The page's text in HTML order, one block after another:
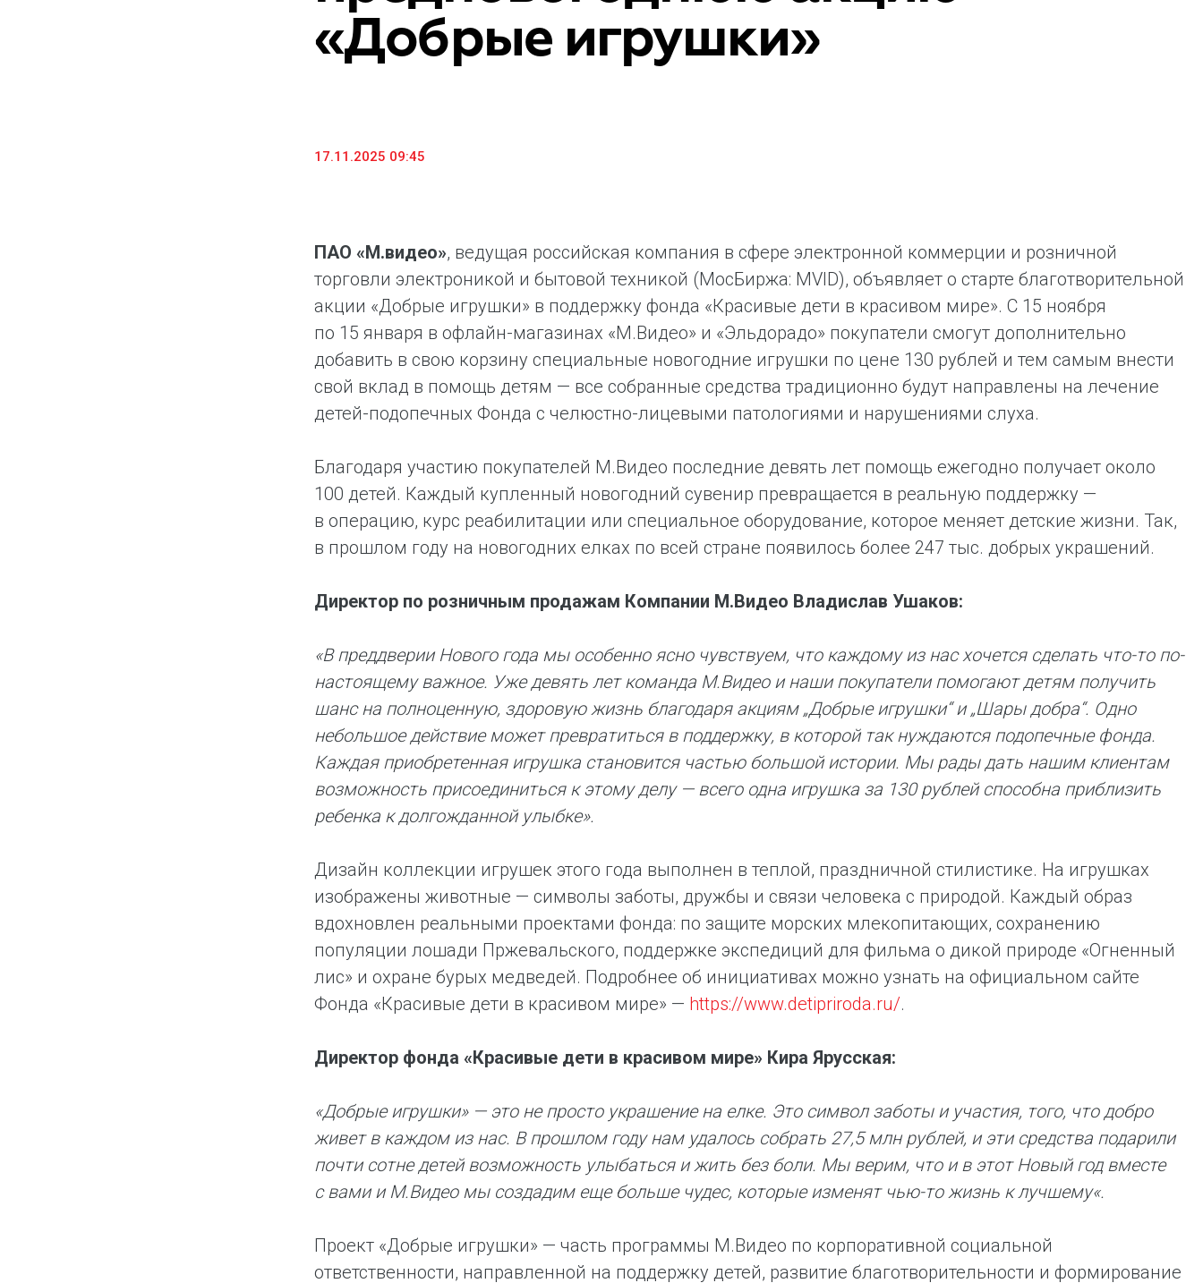
«М.Видео» — эксперт-инноватор в сфере торговли
бытовой техникой и электроникой. Благодаря
максимальному ассортименту и фокусу на клиенте,
компания предлагает уникальные комплексные
предложение наиболее выгодной сделки при
поддержке промо-активности и доступного
Предоставление информации и копий«Добрые игрушки»
17.11.2025 09:45
ПАО «М.видео», ведущая российская компания в сфере электронной коммерции и розничной
торговли электроникой и бытовой техникой (МосБиржа: MVID), объявляет о старте благотворительной
акции «Добрые игрушки» в поддержку фонда «Красивые дети в красивом мире». С 15 ноября
по 15 января в офлайн-магазинах «М.Видео» и «Эльдорадо» покупатели смогут дополнительно
добавить в свою корзину специальные новогодние игрушки по цене 130 рублей и тем самым внести
свой вклад в помощь детям — все собранные средства традиционно будут направлены на лечение
детей-подопечных Фонда с челюстно-лицевыми патологиями и нарушениями слуха.
Благодаря участию покупателей М.Видео последние девять лет помощь ежегодно получает около
100 детей. Каждый купленный новогодний сувенир превращается в реальную поддержку —
в операцию, курс реабилитации или специальное оборудование, которое меняет детские жизни. Так,
в прошлом году на новогодних елках по всей стране появилось более 247 тыс. добрых украшений.
Директор по розничным продажам Компании М.Видео Владислав Ушаков:
«В преддверии Нового года мы особенно ясно чувствуем, что каждому из нас хочется сделать что-то по-
настоящему важное. Уже девять лет команда М.Видео и наши покупатели помогают детям получить
шанс на полноценную, здоровую жизнь благодаря акциям „Добрые игрушки“ и „Шары добра“. Одно
небольшое действие может превратиться в поддержку, в которой так нуждаются подопечные фонда.
Каждая приобретенная игрушка становится частью большой истории. Мы рады дать нашим клиентам
возможность присоединиться к этому делу — всего одна игрушка за 130 рублей способна приблизить
ребенка к долгожданной улыбке».
Дизайн коллекции игрушек этого года выполнен в теплой, праздничной стилистике. На игрушках
изображены животные — символы заботы, дружбы и связи человека с природой. Каждый образ
вдохновлен реальными проектами фонда: по защите морских млекопитающих, сохранению
популяции лошади Пржевальского, поддержке экспедиций для фильма о дикой природе «Огненный
лис» и охране бурых медведей. Подробнее об инициативах можно узнать на официальном сайте
Фонда «Красивые дети в красивом мире» — https://www.detipriroda.ru/.
Директор фонда «Красивые дети в красивом мире» Кира Ярусская:
«Добрые игрушки» — это не просто украшение на елке. Это символ заботы и участия, того, что добро
живет в каждом из нас. В прошлом году нам удалось собрать 27,5 млн рублей, и эти средства подарили
почти сотне детей возможность улыбаться и жить без боли. Мы верим, что и в этот Новый год вместе
с вами и М.Видео мы создадим еще больше чудес, которые изменят чью-то жизнь к лучшему«.
Проект «Добрые игрушки» — часть программы М.Видео по корпоративной социальной
ответственности, направленной на поддержку детей, развитие благотворительности и формирование